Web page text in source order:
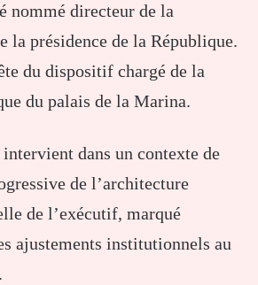
nommé directeur de la
la présidence de la République.
du dispositif chargé de la
du palais de la Marina.
dans un contexte de
de l’architecture
de l’exécutif, marqué
ajustements institutionnels au